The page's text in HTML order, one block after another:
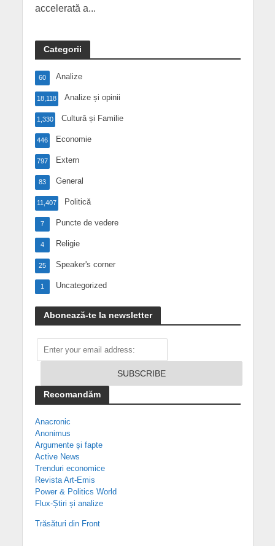
accelerată a...
Categorii
Analize
60
Analize și opinii
18,118
Cultură și Familie
1,330
Economie
446
Extern
797
General
83
Politică
11,407
Puncte de vedere
7
Religie
4
Speaker's corner
25
Uncategorized
1
Abonează-te la newsletter
Recomandăm
Anacronic
Anonimus
Argumente și fapte
Active News
Trenduri economice
Revista Art-Emis
Power & Politics World
Flux-Știri și analize
Trăsături din Front